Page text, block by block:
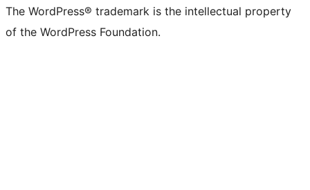
The WordPress® trademark is the intellectual property
of the WordPress Foundation.